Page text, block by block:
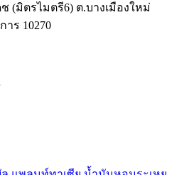
ช (มิตรไมตรี6) ต.บางเมืองใหม่
าร 10270